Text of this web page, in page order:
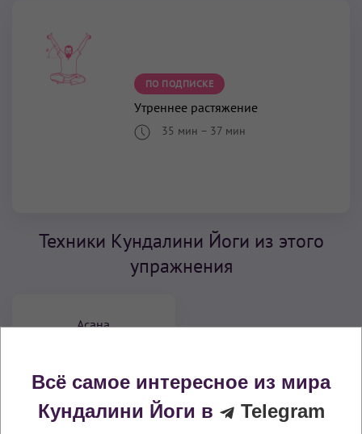
ПО ПОДПИСКЕ
Утреннее растяжение
35 мин – 37 мин
Техники Кундалини Йоги из этого
упражнения
Асана
Всё самое интересное из мира
Кундалини Йоги в
Telegram